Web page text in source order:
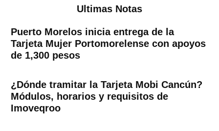
Ultimas Notas
Puerto Morelos inicia entrega de la
Tarjeta Mujer Portomorelense con apoyos
de 1,300 pesos
¿Dónde tramitar la Tarjeta Mobi Cancún?
Módulos, horarios y requisitos de
Imoveqroo